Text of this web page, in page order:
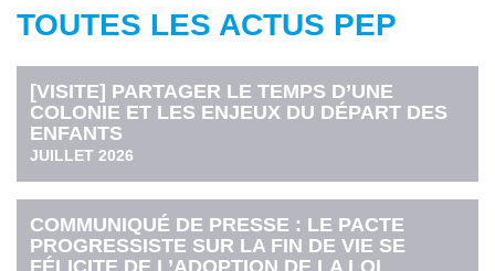
TOUTES LES ACTUS PEP
[VISITE] PARTAGER LE TEMPS D’UNE
COLONIE ET LES ENJEUX DU DÉPART DES
ENFANTS
JUILLET 2026
COMMUNIQUÉ DE PRESSE : LE PACTE
PROGRESSISTE SUR LA FIN DE VIE SE
FÉLICITE DE L’ADOPTION DE LA LOI